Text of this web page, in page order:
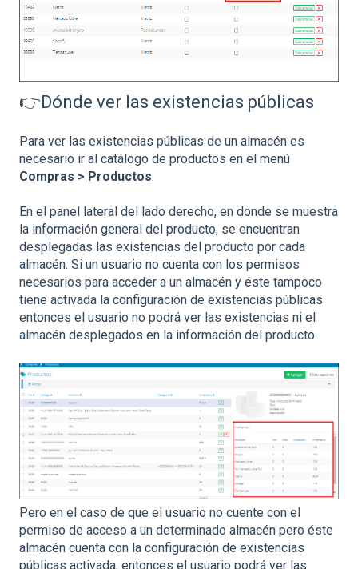
👉Dónde ver las existencias públicas
Para ver las existencias públicas de un almacén es
necesario ir al catálogo de productos en el menú
Compras > Productos.
En el panel lateral del lado derecho, en donde se muestra
la información general del producto, se encuentran
desplegadas las existencias del producto por cada
almacén. Si un usuario no cuenta con los permisos
necesarios para acceder a un almacén y éste tampoco
tiene activada la configuración de existencias públicas
entonces el usuario no podrá ver las existencias ni el
almacén desplegados en la información del producto.
Pero en el caso de que el usuario no cuente con el
permiso de acceso a un determinado almacén pero éste
almacén cuenta con la configuración de existencias
públicas activada, entonces el usuario podrá ver las